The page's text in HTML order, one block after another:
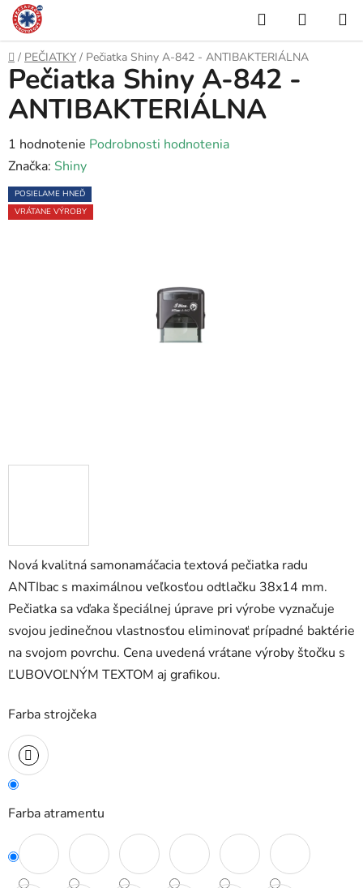
Prejsť
na
obsah
Hľadať
KOŠÍK
Domov
/ PEČIATKY / Pečiatka Shiny A-842 - ANTIBAKTERIÁLNA
Nová kvalitná samonamáčacia textová pečiatka radu
ANTIbac s maximálnou veľkosťou odtlačku 38x14 mm.
Pečiatka sa vďaka špeciálnej úprave pri výrobe vyznačuje
svojou jedinečnou vlastnosťou eliminovať prípadné baktérie
na svojom povrchu. Cena uvedená vrátane výroby štočku s
ĽUBOVOĽNÝM TEXTOM aj grafikou.
Farba strojčeka
Farba atramentu
Pečiatka Shiny A-842 -
ANTIBAKTERIÁLNA
Priemerné
hodnotenie
produktu
je
1 hodnotenie Podrobnosti hodnotenia
Značka: Shiny
POSIELAME HNEĎ
VRÁTANE VÝROBY